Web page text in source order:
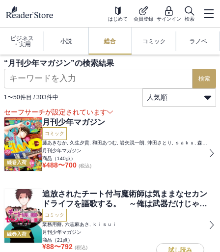
はじめて 会員登録 サインイン 検索
ビジネス
・実用
小説 総合 コミック ラノベ
“ 月刊少年マガジン”の検索結果
検索
1〜50件目 / 303件中
人気順
セーフサーチが設定されています
続巻入荷
月刊少年マガジン
コミック
月刊少年マガジン
商品（140点）
¥488〜700 (税込)
続巻入荷
追放されたチート付与魔術師は気ままなセカン
ドライフを謳歌する。 ～俺は武器だけじゃな
く、あらゆるものに『強化ポイント』を付与で
きるし、俺の意思でいつでも効果を解除できる
けど、残った人たち大丈夫？～
コミック
業務用餅, 六志麻あさ, ｋｉｓｕｉ
月刊少年マガジン
商品（21 点）
¥88〜792 (税込) 試し読み